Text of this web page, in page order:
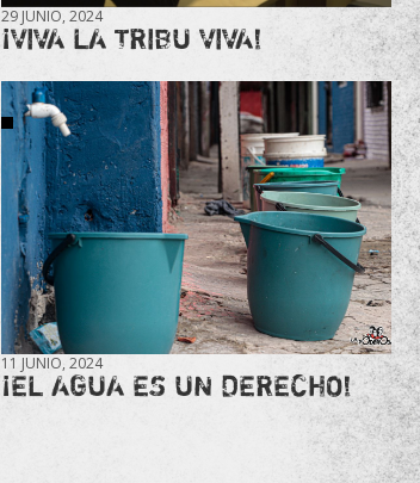
29 JUNIO, 2024
¡VIVA LA TRIBU VIVA!
11 JUNIO, 2024
¡EL AGUA ES UN DERECHO!